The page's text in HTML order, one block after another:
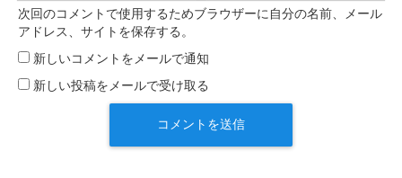
次回のコメントで使用するためブラウザーに自分の名前、メール
アドレス、サイトを保存する。
新しいコメントをメールで通知
新しい投稿をメールで受け取る